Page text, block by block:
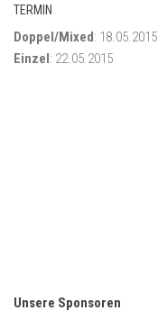
TERMIN
Doppel/Mixed: 18.05.2015
Einzel: 22.05.2015
Unsere Sponsoren